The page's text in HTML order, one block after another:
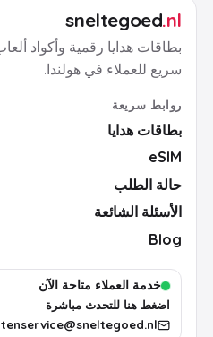
sneltegoed.nl
سريع للعملاء في هولندا.
روابط سريعة
بطاقات هدايا
eSIM
حالة الطلب
الأسئلة الشائعة
Blog
خدمة العملاء متاحة الآن
اضغط هنا للتحدث مباشرة